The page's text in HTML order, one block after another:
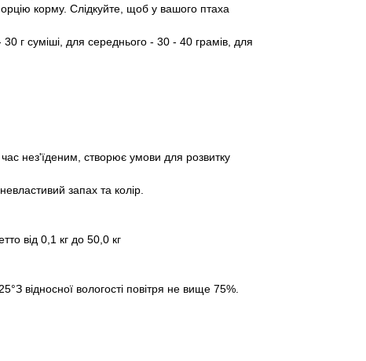
корму. Слідкуйте, щоб у вашого птаха
г суміші, для середнього - 30 - 40 грамів, для
нез'їденим, створює умови для розвитку
запах та колір.
від 0,1 кг до 50,0 кг
відносної вологості повітря не вище 75%.